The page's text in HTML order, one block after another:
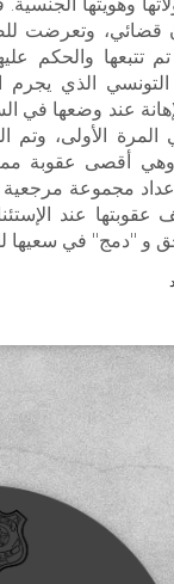
وتعرضت
التونسي الذي
عند وضعها
المرة الأولى، وتم
أقصى عقوبة
مجموعة مرجعية
عقوبتها عند
و ''دمج'' في